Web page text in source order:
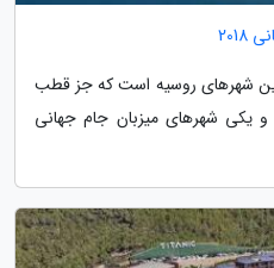
شهرهای روسیه است که جز قطب
یکی شهرهای میزبان جام جهانی